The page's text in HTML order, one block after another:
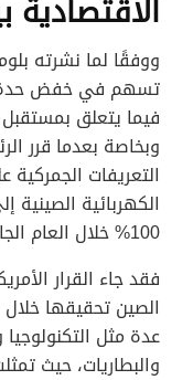
ووفقًا لما نشرته
تسهم في خفض حدة
فيما يتعلق
وبخاصة بعدما قرر
التعريفات الجمركية
الكهربائية الصينية
100% خلال العام الجاري.
فقد جاء القرار
الصين تحقيقها
عدة مثل
والبطاريات، حيث